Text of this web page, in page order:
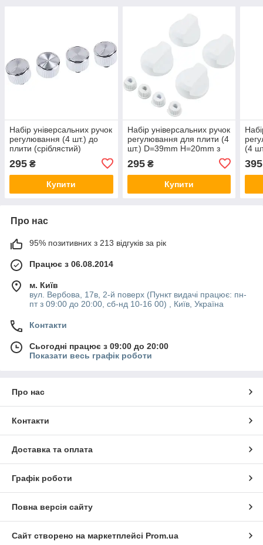
Набір універсальних ручок
регулювання (4 шт.) до
плити (сріблястий)
295 ₴
Купити
Набір універсальних ручок
регулювання для плити (4
шт.) D=39mm Н=20mm з
295₴
Купити
(4
395
Про нас
95% позитивних з 213 відгуків за рік
Працює з 06.08.2014
м. Київ
вул. Вербова, 17в, 2-й поверх (Пункт видачі працює: пн-
пт з 09:00 до 20:00, сб-нд 10-16 00) , Київ, Україна
Контакти
Сьогодні працює з 09:00 до 20:00
Показати весь графік роботи
Про нас
Контакти
Доставка та оплата
Графік роботи
Повна версія сайту
Сайт створено на маркетплейсі Prom.ua